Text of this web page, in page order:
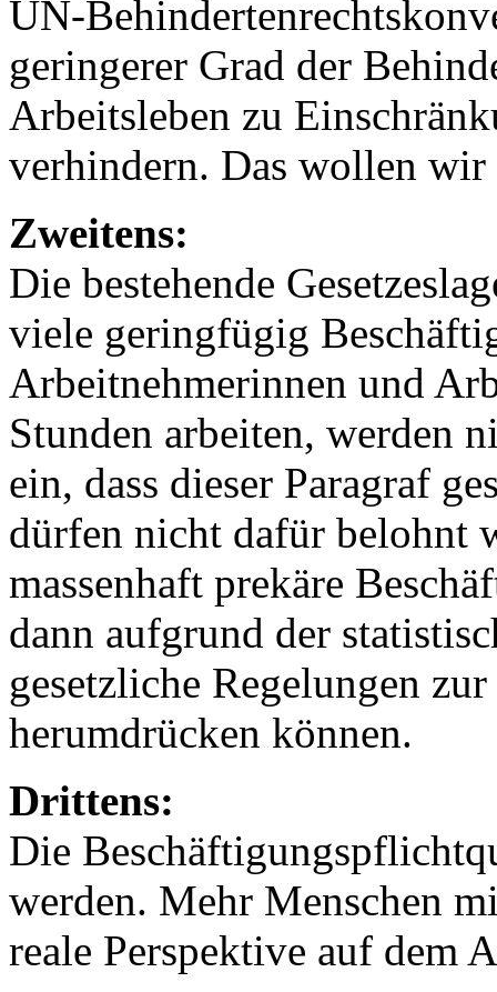
UN-
geringerer Grad der
Arbeitsleben zu
verhindern. Das wollen wir
Zweitens:
Die bestehende
viele geringfügig
Arbeitnehmerinnen und
Stunden arbeiten, werden
ein, dass dieser Paragraf
dürfen nicht dafür belohnt
massenhaft prekäre
dann aufgrund der
gesetzliche Regelungen
herumdrücken können.
Drittens:
Die
werden. Mehr Menschen
reale Perspektive auf dem